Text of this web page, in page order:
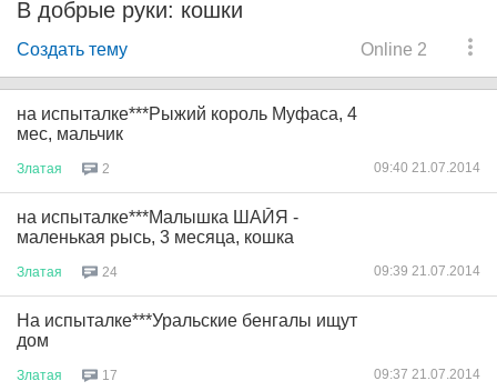
В добрые руки: кошки
Online 2
Создать тему
на испыталке***Рыжий король Муфаса, 4
мес, мальчик
Златая 2 09:40 21.07.2014
на испыталке***Малышка ШАЙЯ -
маленькая рысь, 3 месяца, кошка
Златая 24 09:39 21.07.2014
На испыталке***Уральские бенгалы ищут
дом
Златая 17 09:37 21.07.2014